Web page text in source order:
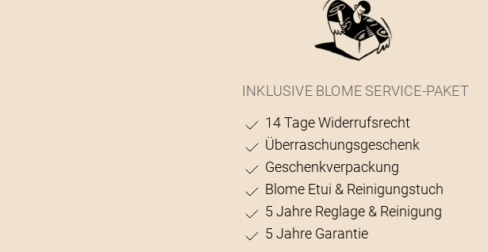
INKLUSIVE BLOME SERVICE-PAKET
14 Tage Widerrufsrecht
Überraschungsgeschenk
Geschenkverpackung
Blome Etui & Reinigungstuch
5 Jahre Reglage & Reinigung
5 Jahre Garantie